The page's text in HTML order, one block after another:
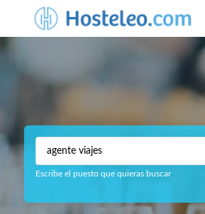
Escribe el puesto que quieras buscar